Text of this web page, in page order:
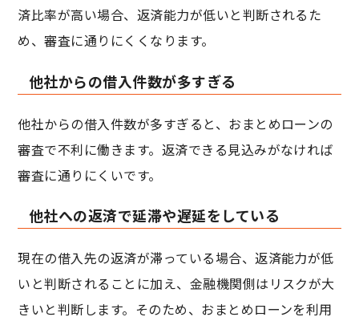
済比率が高い場合、返済能力が低いと判断されるた
め、審査に通りにくくなります。
他社からの借入件数が多すぎる
他社からの借入件数が多すぎると、おまとめローンの
審査で不利に働きます。返済できる見込みがなければ
審査に通りにくいです。
他社への返済で延滞や遅延をしている
現在の借入先の返済が滞っている場合、返済能力が低
いと判断されることに加え、金融機関側はリスクが大
きいと判断します。そのため、おまとめローンを利用